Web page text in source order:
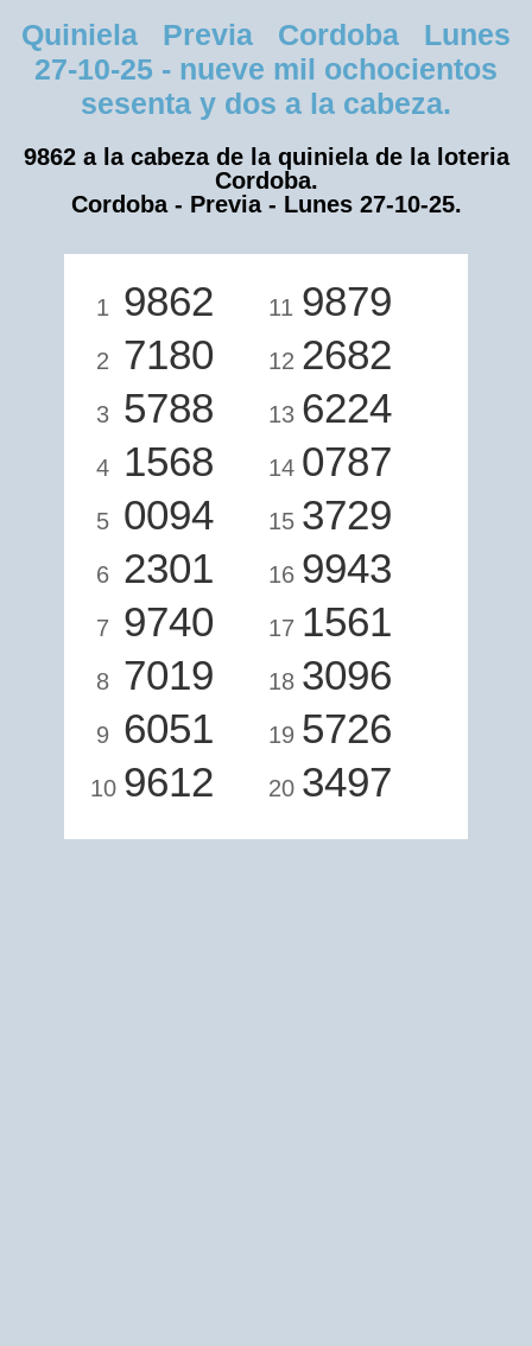
Quiniela Previa Cordoba Lunes
27-10-25 - nueve mil ochocientos
sesenta y dos a la cabeza.
9862 a la cabeza de la quiniela de la loteria
Cordoba.
Cordoba - Previa - Lunes 27-10-25.
1 9862
2 7180
3 5788
4 1568
5 0094
6 2301
7 9740
8 7019
9 6051
10 9612
11 9879
12 2682
13 6224
14 0787
15 3729
16 9943
17 1561
18 3096
19 5726
20 3497